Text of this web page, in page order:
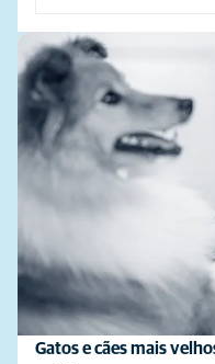
Gatos e cães mais